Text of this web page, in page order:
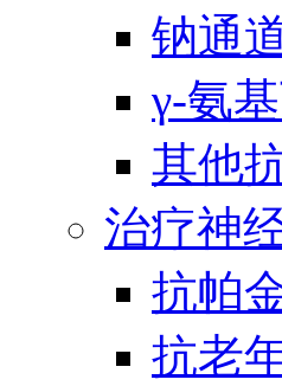
钠通
γ-氨
其他
治疗神
抗帕
抗老